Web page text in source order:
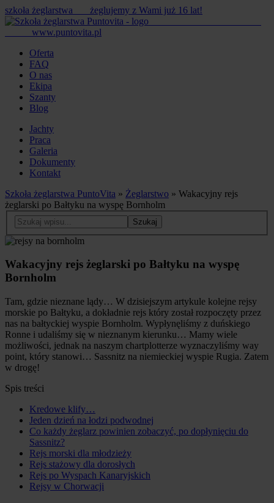
szkoła żeglarstwa żeglujemy z Wami już 16 lat!
www.puntovita.pl
Oferta
FAQ
O nas
Ekipa
Szanty
Blog
Jachty
Praca
Galeria
Dokumenty
Kontakt
Szkoła żeglarstwa PuntoVita » Żeglarstwo » Wakacyjny rejs
żeglarski po Bałtyku na wyspę Bornholm
Wakacyjny rejs żeglarski po Bałtyku na wyspę
Bornholm
Tam, gdzie nieznane lądy… W dzisiejszym artykule kolejne rejsy
morskie po Bałtyku, a dokładnie rejs który został rozpoczęty przez
nas na bałtyckiej wyspie Bornholm. Wypłynęliśmy z duńskiego
Ronne i udaliśmy się w nieznanym kierunku… Mamy wiele
możliwości, jednak na naszym chartplotterze wyznaczyliśmy way
point, który stanowi… Sassnitz na niemieckiej wyspie Rugia. Zatem
w drogę!
Spis treści
Kredowe klify…
Jeden dzień na łodzi podwodnej
Co każdy żeglarz powinien zobaczyć, po dopłynięciu do
Sassnitz?
Rejs morski dla młodzieży
Rejs stażowy dla dorosłych
Rejs po Wyspach Kanaryjskich
Rejsy w Chorwacji